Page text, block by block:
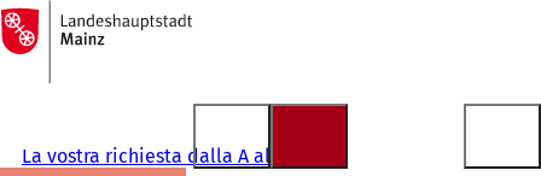
Vai al contenuto
Alla
pagina
iniziale
La vostra richiesta dalla A alla Z